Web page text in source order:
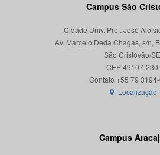
Campus São
Cidade Univ. Prof. José
Av. Marcelo Deda Chagas, s/n,
São Cristóvão/SE
CEP 49107-230
Localização
Campus